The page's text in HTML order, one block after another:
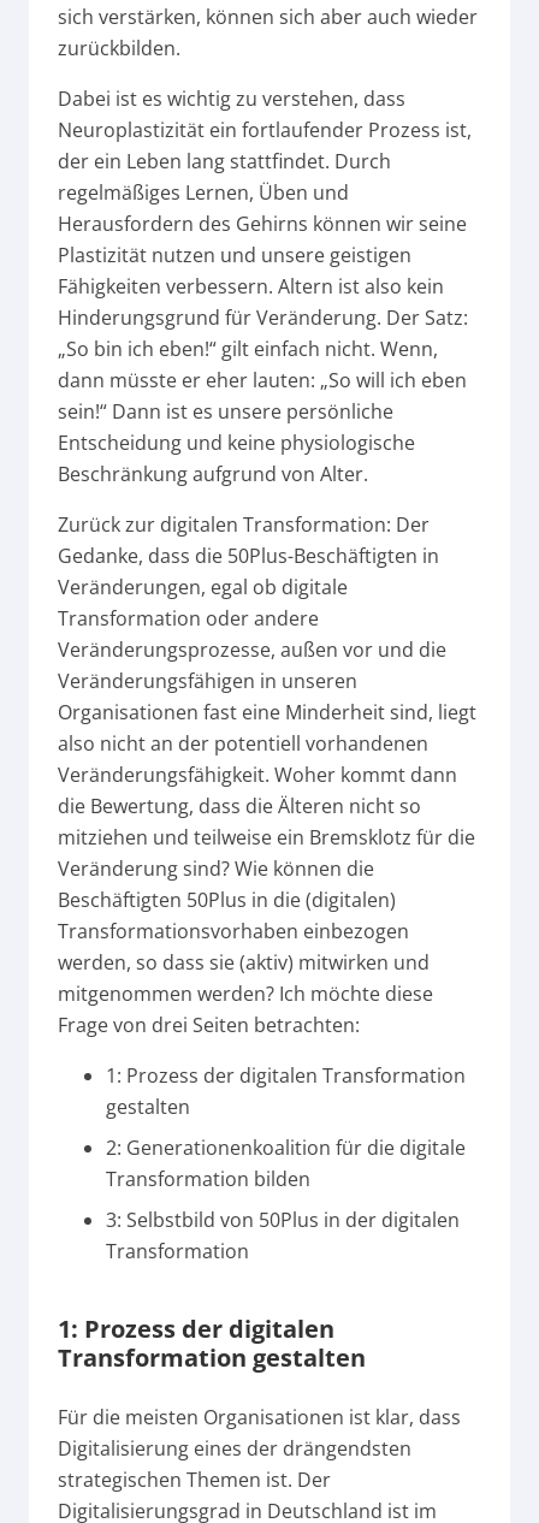
sich verstärken, können sich aber auch wieder
zurückbilden.
Dabei ist es wichtig zu verstehen, dass
Neuroplastizität ein fortlaufender Prozess ist,
der ein Leben lang stattfindet. Durch
regelmäßiges Lernen, Üben und
Herausfordern des Gehirns können wir seine
Plastizität nutzen und unsere geistigen
Fähigkeiten verbessern. Altern ist also kein
Hinderungsgrund für Veränderung. Der Satz:
„So bin ich eben!“ gilt einfach nicht. Wenn,
dann müsste er eher lauten: „So will ich eben
sein!“ Dann ist es unsere persönliche
Entscheidung und keine physiologische
Beschränkung aufgrund von Alter.
Zurück zur digitalen Transformation: Der
Gedanke, dass die 50Plus-Beschäftigten in
Veränderungen, egal ob digitale
Transformation oder andere
Veränderungsprozesse, außen vor und die
Veränderungsfähigen in unseren
Organisationen fast eine Minderheit sind, liegt
also nicht an der potentiell vorhandenen
Veränderungsfähigkeit. Woher kommt dann
die Bewertung, dass die Älteren nicht so
mitziehen und teilweise ein Bremsklotz für die
Veränderung sind? Wie können die
Beschäftigten 50Plus in die (digitalen)
Transformationsvorhaben einbezogen
werden, so dass sie (aktiv) mitwirken und
mitgenommen werden? Ich möchte diese
Frage von drei Seiten betrachten:
1: Prozess der digitalen Transformation
gestalten
2: Generationenkoalition für die digitale
Transformation bilden
3: Selbstbild von 50Plus in der digitalen
Transformation
1: Prozess der digitalen
Transformation gestalten
Für die meisten Organisationen ist klar, dass
Digitalisierung eines der drängendsten
strategischen Themen ist. Der
Digitalisierungsgrad in Deutschland ist im